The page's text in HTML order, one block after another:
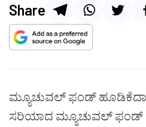
Share
ಮ್ಯೂಚುವಲ್ ಫಂಡ್
ಸರಿಯಾದ ಮ್ಯೂಚುವಲ್ ಫಂಡ್